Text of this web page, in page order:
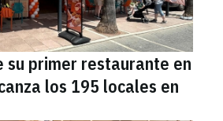
su primer restaurante en
los 195 locales en